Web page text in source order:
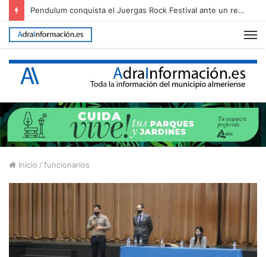
Pendulum conquista el Juergas Rock Festival ante un recinto abarrotado
Inicio / funcionarios